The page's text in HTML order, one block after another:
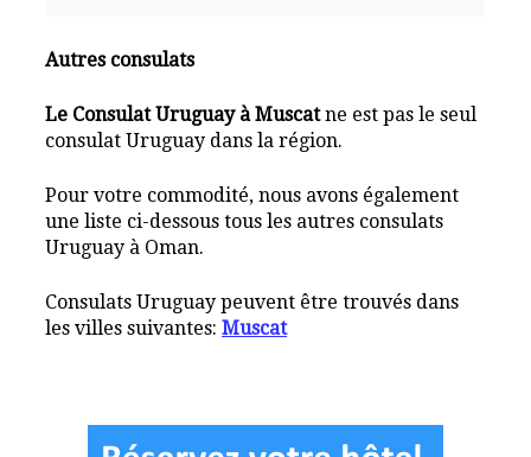
Autres consulats
Le Consulat Uruguay à Muscatne est pas le seul
consulat Uruguay dans la région.
Pour votre commodité, nous avons également
une liste ci-dessous tous les autres consulats
Uruguay à Oman.
Consulats Uruguay peuvent être trouvés dans
les villes suivantes:Muscat